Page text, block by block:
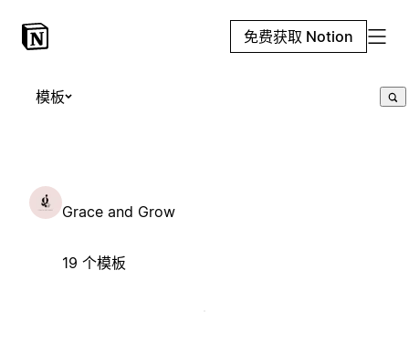
免费获取 Notion
模板
Grace and Grow
19 个模板